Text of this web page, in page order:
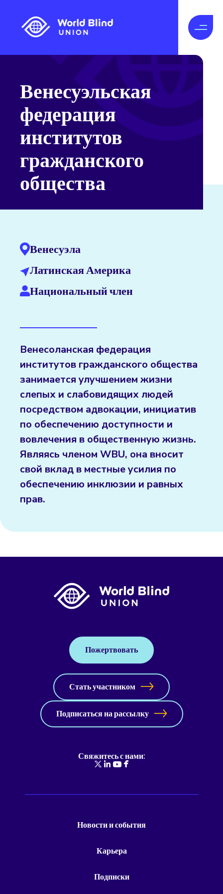
Венесуэльская
федерация
институтов
гражданского
общества
Венесуэла
Латинская Америка
Национальный член
Венесоланская федерация
институтов гражданского общества
занимается улучшением жизни
слепых и слабовидящих людей
посредством адвокации, инициатив
по обеспечению доступности и
вовлечения в общественную жизнь.
Являясь членом WBU, она вносит
свой вклад в местные усилия по
обеспечению инклюзии и равных
прав.
Пожертвовать
Стать участником
Подписаться на рассылку
Свяжитесь с нами:
Новости и события
Карьера
Подписки